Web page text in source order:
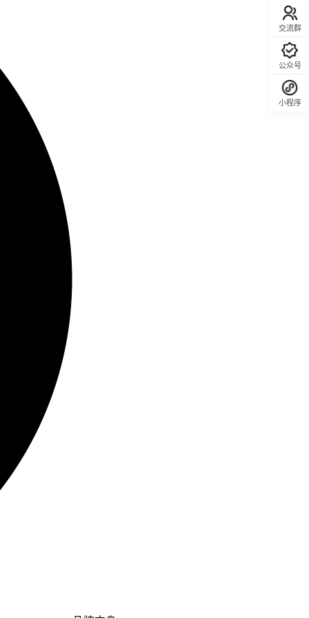
交流群
公众号
小程序